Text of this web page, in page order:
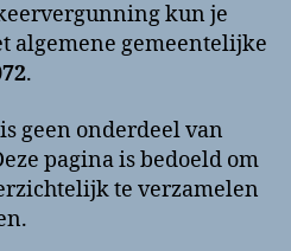
en
contactinformatie
kun je
algemene gemeentelijke
.
geen onderdeel van
pagina is bedoeld om
te verzamelen